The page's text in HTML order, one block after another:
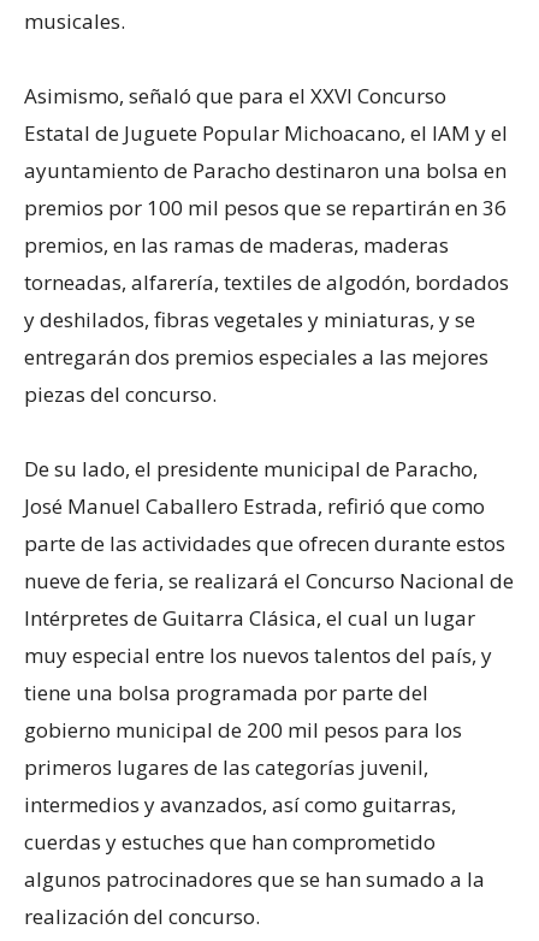
musicales.
Asimismo, señaló que para el XXVI Concurso
Estatal de Juguete Popular Michoacano, el IAM y el
ayuntamiento de Paracho destinaron una bolsa en
premios por 100 mil pesos que se repartirán en 36
premios, en las ramas de maderas, maderas
torneadas, alfarería, textiles de algodón, bordados
y deshilados, fibras vegetales y miniaturas, y se
entregarán dos premios especiales a las mejores
piezas del concurso.
De su lado, el presidente municipal de Paracho,
José Manuel Caballero Estrada, refirió que como
parte de las actividades que ofrecen durante estos
nueve de feria, se realizará el Concurso Nacional de
Intérpretes de Guitarra Clásica, el cual un lugar
muy especial entre los nuevos talentos del país, y
tiene una bolsa programada por parte del
gobierno municipal de 200 mil pesos para los
primeros lugares de las categorías juvenil,
intermedios y avanzados, así como guitarras,
cuerdas y estuches que han comprometido
algunos patrocinadores que se han sumado a la
realización del concurso.